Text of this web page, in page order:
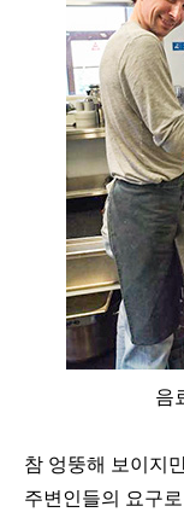
음
참 엉뚱해 보이지
주변인들의 요구